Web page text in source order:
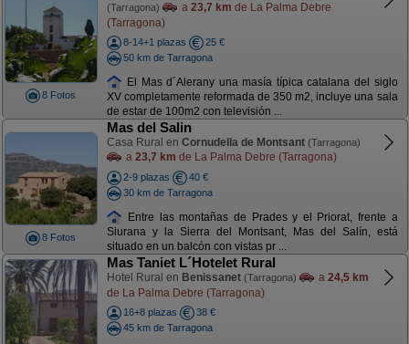
8 Fotos
(Tarragona) a 23,7 km de La Palma Debre
(Tarragona)
8-14+1 plazas
25 €
50 km de Tarragona
El Mas d´Alerany una masía típica catalana del siglo
XV completamente reformada de 350 m2, incluye una sala
de estar de 100m2 con televisión ...
8 Fotos
Mas del Salin
Casa Rural en Cornudella de Montsant (Tarragona)
a 23,7 km de La Palma Debre (Tarragona)
2-9 plazas
40 €
30 km de Tarragona
Entre las montañas de Prades y el Priorat, frente a
Siurana y la Sierra del Montsant, Mas del Salín, está
situado en un balcón con vistas pr ...
Mas Taniet L´Hotelet Rural
Hotel Rural en Benissanet (Tarragona) a 24,5 km
de La Palma Debre (Tarragona)
16+8 plazas
38 €
45 km de Tarragona